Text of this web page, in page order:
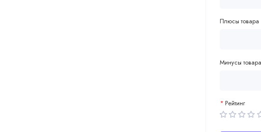
Плюсы товара
Минусы товара
Рейтинг